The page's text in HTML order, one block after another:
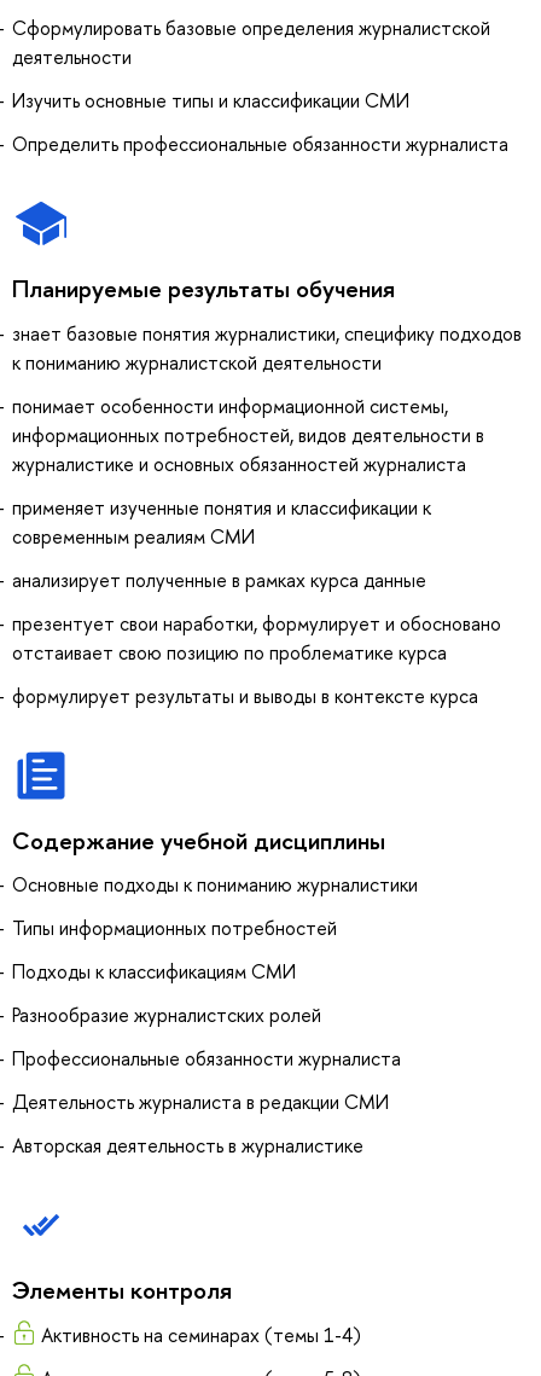
Сформулировать базовые определения журналистской
деятельности
Изучить основные типы и классификации СМИ
Определить профессиональные обязанности журналиста
Планируемые результаты обучения
знает базовые понятия журналистики, специфику подходов
к пониманию журналистской деятельности
понимает особенности информационной системы,
информационных потребностей, видов деятельности в
журналистике и основных обязанностей журналиста
применяет изученные понятия и классификации к
современным реалиям СМИ
анализирует полученные в рамках курса данные
презентует свои наработки, формулирует и обосновано
отстаивает свою позицию по проблематике курса
формулирует результаты и выводы в контексте курса
Содержание учебной дисциплины
Основные подходы к пониманию журналистики
Типы информационных потребностей
Подходы к классификациям СМИ
Разнообразие журналистских ролей
Профессиональные обязанности журналиста
Деятельность журналиста в редакции СМИ
Авторская деятельность в журналистике
Элементы контроля
Активность на семинарах (темы 1-4)